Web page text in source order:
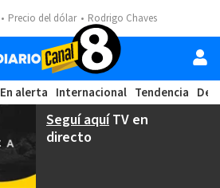
Precio del dólar Rodrigo Chaves
En alerta Internacional Tendencia
Seguí aquíTV en
directo